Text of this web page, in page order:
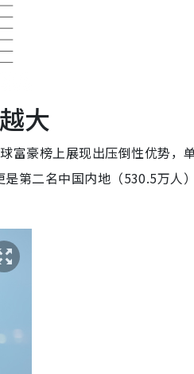
大
富豪榜上展现出压倒性优势，
第二名中国内地（530.5万人